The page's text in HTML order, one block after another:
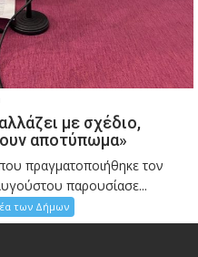
με σχέδιο,
αποτύπωμα»
πραγματοποιήθηκε τον
παρουσίασε...
των Δήμων